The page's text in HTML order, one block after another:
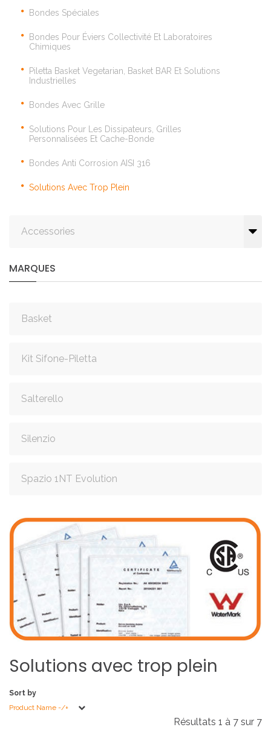
Bondes Spéciales
Bondes Pour Éviers Collectivité Et Laboratoires
Chimiques
Piletta Basket Vegetarian, Basket BAR Et Solutions
Industrielles
Bondes Avec Grille
Solutions Pour Les Dissipateurs, Grilles
Personnalisées Et Cache-Bonde
Bondes Anti Corrosion AISI 316
Solutions Avec Trop Plein
Accessories
MARQUES
Basket
Kit Sifone-Piletta
Salterello
Silenzio
Spazio 1NT Evolution
Solutions avec trop plein
Sort by
Product Name -/+
Résultats 1 à 7 sur 7